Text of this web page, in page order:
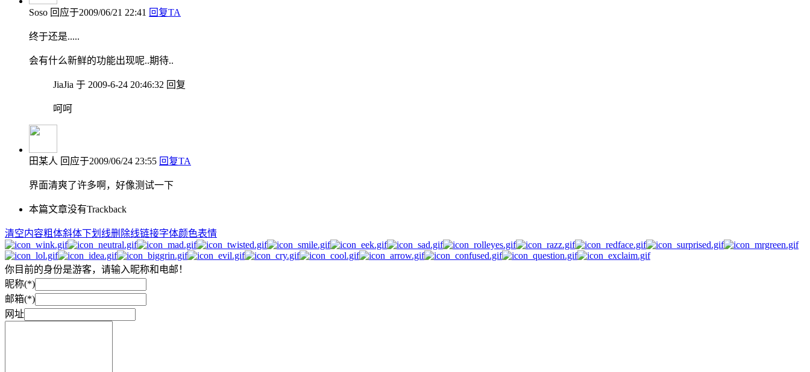
Soso 回应于2009/06/21 22:41 回复TA
终于还是.....
会有什么新鲜的功能出现呢..期待..
JiaJia 于 2009-6-24 20:46:32 回复
呵呵
田某人 回应于2009/06/24 23:55 回复TA
界面清爽了许多啊，好像测试一下
本篇文章没有Trackback
清空内容粗体斜体下划线删除线链接字体颜色表情
你目前的身份是游客，请输入昵称和电邮！
昵称(*)
邮箱(*)
网址